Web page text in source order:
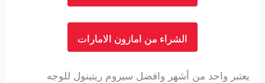
الشراء من امازون الامارات
يعتبر واحد من أشهر وافضل سيروم ريتينول للوجه